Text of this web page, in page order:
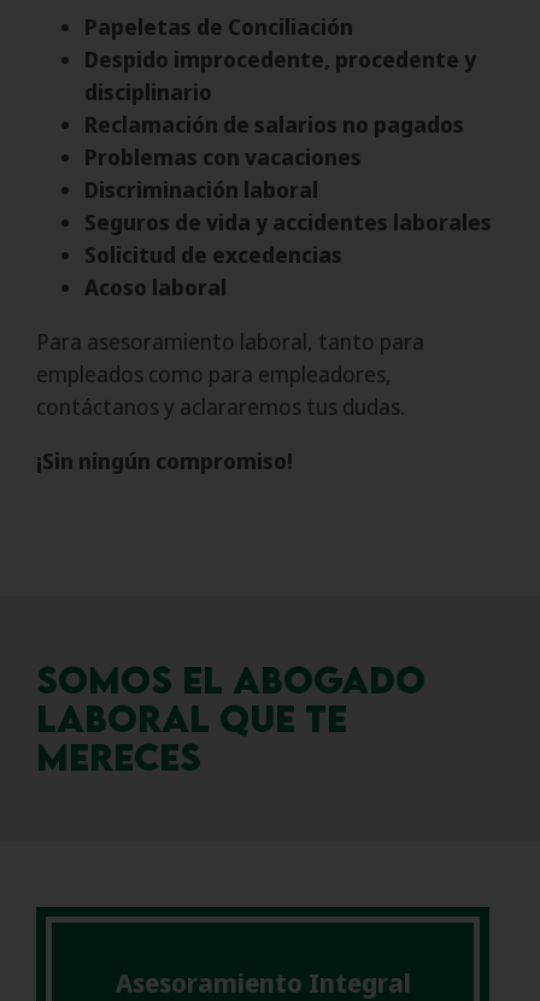
Papeletas de Conciliación
Despido improcedente, procedente y
disciplinario
Reclamación de salarios no pagados
Problemas con vacaciones
Discriminación laboral
Seguros de vida y accidentes laborales
Solicitud de excedencias
Acoso laboral
Para asesoramiento laboral, tanto para
empleados como para empleadores,
contáctanos y aclararemos tus dudas.
¡Sin ningún compromiso!
Somos el abogado
laboral que te
mereces
Asesoramiento Integral